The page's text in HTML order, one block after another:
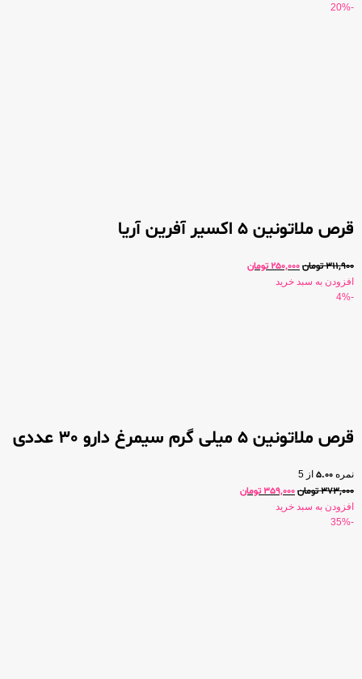
-20%
قرص ملاتونین 5 اکسیر آفرین آریا
311,900تومان250,000 تومان
افزودن به سبد خرید
-4%
قرص ملاتونین 5 میلی گرم سیمرغ دارو 30 عددی
نمره 5.00 از 5
373,000تومان359,000 تومان
افزودن به سبد خرید
-35%